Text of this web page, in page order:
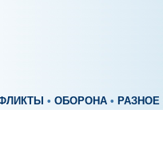
• ОБОРОНА • РАЗНОЕ